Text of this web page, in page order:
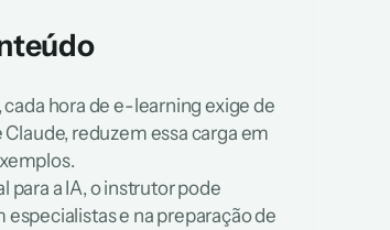
hora de e-learning exige de
reduzem essa carga em
para a IA, o instrutor pode
e na preparação de